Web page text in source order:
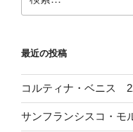
索:
最近の投稿
コルティナ・ベニス
サンフランシスコ・